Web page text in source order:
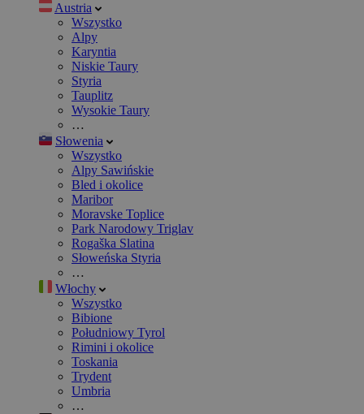
Austria
Wszystko
Alpy
Karyntia
Niskie Taury
Styria
Tauplitz
Wysokie Taury
…
Słowenia
Wszystko
Alpy Sawińskie
Bled i okolice
Maribor
Moravske Toplice
Park Narodowy Triglav
Rogaška Slatina
Słoweńska Styria
…
Włochy
Wszystko
Bibione
Południowy Tyrol
Rimini i okolice
Toskania
Trydent
Umbria
…